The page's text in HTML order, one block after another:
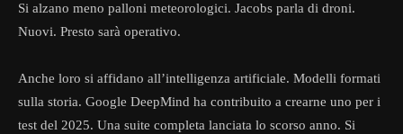
Si alzano meno palloni meteorologici. Jacobs parla di droni.
Nuovi. Presto sarà operativo.
Anche loro si affidano all’intelligenza artificiale. Modelli formati
sulla storia. Google DeepMind ha contribuito a crearne uno per i
test del 2025. Una suite completa lanciata lo scorso anno. Si